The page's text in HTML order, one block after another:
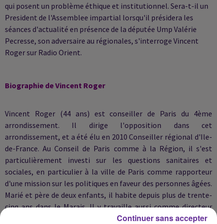
qui posent un problème éthique et institutionnel. Sera-t-il un
President de l'Assemblee impartial lorsqu'il présidera les
séances d'actualité en présence de la députée Ump Valérie
Pecresse, son adversaire au régionales, s'interroge Vincent
Roger sur Radio Orient.
Biographie de Vincent Roger
Vincent Roger (44 ans) est conseiller de Paris du 4ème
arrondissement. Il dirige l'opposition dans cet
arrondissement, et a été élu en 2010 Conseiller régional d'Ile-
de-France. Au Conseil de Paris comme à la Région, il s'est
particulièrement investi sur les questions sanitaires et
sociales, en particulier à la ville de Paris comme rapporteur
d'une mission sur les politiques en faveur des personnes âgées.
Marié et père de deux enfants, il habite depuis plus de trente-
cinq ans dans le Marais. Il y travaille aussi comme directeur
d'un cabinet de conseil qu'il a fondé en 2009. Il a été chef de
Continuer sans accepter